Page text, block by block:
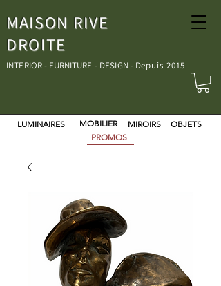
MAISON RIVE
DROITE
INTERIOR - FURNITURE - DESIGN - Depuis 2015
MOBILIER MIROIRS
LUMINAIRES
OBJETS
PROMOS